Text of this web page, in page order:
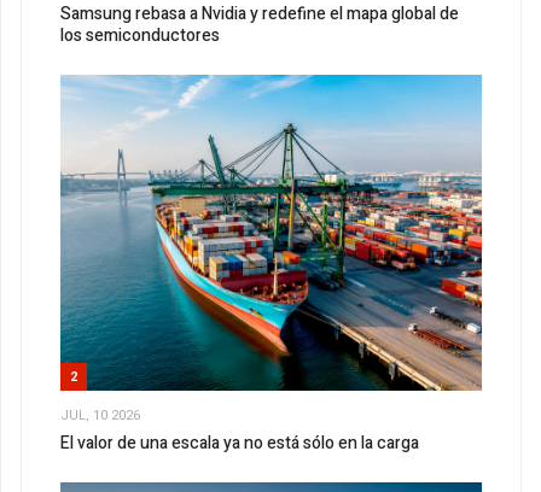
Samsung rebasa a Nvidia y redefine el mapa global de
los semiconductores
2
JUL, 10 2026
El valor de una escala ya no está sólo en la carga